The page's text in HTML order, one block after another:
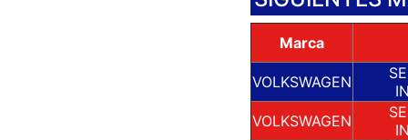
Marca
VOLKSWAGEN
VOLKSWAGEN